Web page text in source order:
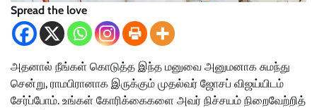
Spread the love
அதனால் நீங்கள் கொடுத்த இந்த மனுவை அனுமனாக சுமந்து
சென்று, ராமபிரானாக இருக்கும் முதல்வர் ஜோசப் விஜய்யிடம்
சேர்ப்போம். உங்கள் கோரிக்கைகளை அவர் நிச்சயம் நிறைவேற்றித்